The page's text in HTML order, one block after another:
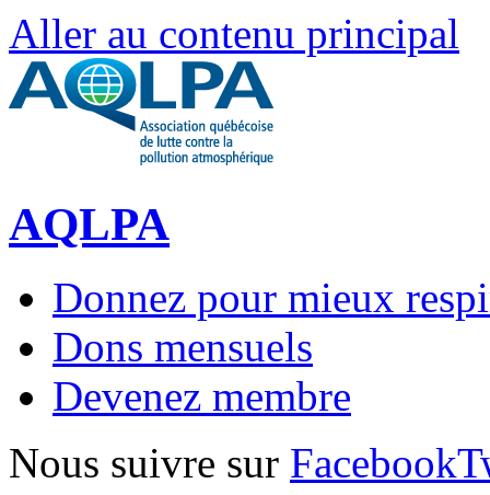
Aller au contenu principal
AQLPA
Donnez pour mieux
Dons mensuels
Devenez membre
Nous suivre sur Facebook